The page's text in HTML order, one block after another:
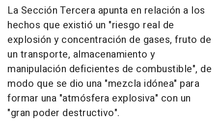
La Sección Tercera apunta en relación a los
hechos que existió un "riesgo real de
explosión y concentración de gases, fruto de
un transporte, almacenamiento y
manipulación deficientes de combustible", de
modo que se dio una "mezcla idónea" para
formar una "atmósfera explosiva" con un
"gran poder destructivo".